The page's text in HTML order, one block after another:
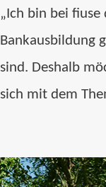
„Ich bin bei fiuse
Bankausbildung
sind. Deshalb
sich mit dem